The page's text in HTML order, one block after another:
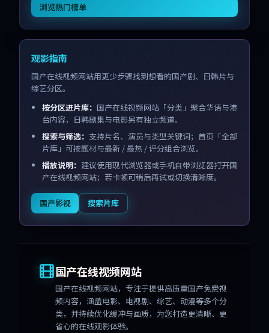
浏览热门榜单
观影指南
国产在线视频网站用更少步骤找到想看的国产剧、日韩片与
综艺分区。
按分区进片库： 国产在线视频网站「分类」聚合华语与港
台内容，日韩剧集与电影另有独立频道。
搜索与筛选： 支持片名、演员与类型关键词；首页「全部
片库」可按题材与最新 / 最热 / 评分组合浏览。
播放说明： 建议使用现代浏览器或手机自带浏览器打开国
产在线视频网站；若卡顿可稍后再试或切换清晰度。
国产影视 搜索片库
国产在线视频网站
国产在线视频网站，专注于提供高质量国产免费视
频内容，涵盖电影、电视剧、综艺、动漫等多个分
类，并持续优化缓冲与画质，为您打造更清晰、更
省心的在线观影体验。